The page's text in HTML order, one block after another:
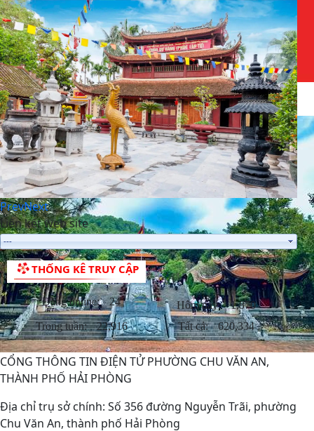
Kế hoạch thực hiện Quy định số 19-QĐ/TW ngày
08/4/2026 của Ban Chấp hành Trung ương về công tác...
TỪ PHƯỢNG HOÀNG, KỂ CÂU CHUYỆN NGƯỜI THẦY
VIỆT NAM VỚI THẾ GIỚI
PrevNext
Liên kết web site
THỐNG KÊ TRUY CẬP
Đang online: 24 Hôm nay:
1,870
Trong tuần:
22,916 Tất cả: 620,334
CỔNG THÔNG TIN ĐIỆN TỬ PHƯỜNG CHU VĂN AN,
THÀNH PHỐ HẢI PHÒNG
Địa chỉ trụ sở chính: Số 356 đường Nguyễn Trãi, phường
Chu Văn An, thành phố Hải Phòng